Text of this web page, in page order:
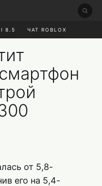
8.5 ЧАТ ROBLOX
от 5,8-
его на 5,4-